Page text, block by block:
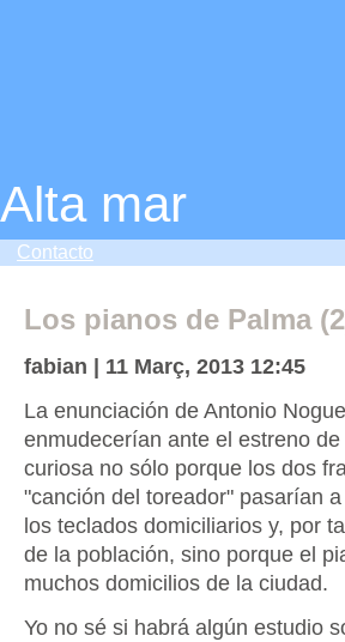
Alta mar
Contacto
Los pianos de Palma
fabian | 11 Març, 2013 12:45
La enunciación de Antonio
enmudecerían ante el estreno de
curiosa no sólo porque los dos
"canción del toreador" pasarían
los teclados domiciliarios y, por
de la población, sino porque el
muchos domicilios de la ciudad.
Yo no sé si habrá algún estudio